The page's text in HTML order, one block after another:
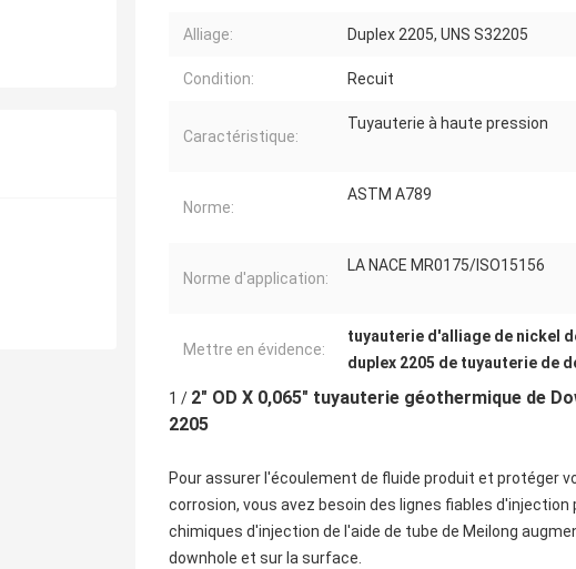
Alliage: Duplex 2205, UNS S32205
Condition: Recuit
Caractéristique:
Tuyauterie à haute pression
Norme:
ASTM A789
Norme d'application:
LA NACE MR0175/ISO15156
Mettre en évidence:
tuyauterie d'alliage de nickel
duplex 2205 de tuyauterie de
1 / 2" OD X 0,065" tuyauterie géothermique de
2205
Pour assurer l'écoulement de fluide produit et
corrosion, vous avez besoin des lignes fiables
chimiques d'injection de l'aide de tube de Meilong
downhole et sur la surface.